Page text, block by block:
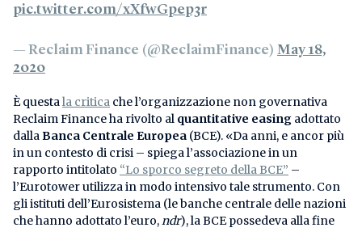
pic.twitter.com/xXfwGpep3r
— Reclaim Finance (@ReclaimFinance) May 18,
2020
È questala critica che l’organizzazione non governativa
Reclaim Finance ha rivolto al quantitative easing adottato
dallaBanca Centrale Europea (BCE). «Da anni, e ancor più
in un contesto di crisi – spiega l’associazione in un
rapporto intitolato “Lo sporco segreto della BCE” –
l’Eurotower utilizza in modo intensivo tale strumento. Con
gli istituti dell’Eurosistema (le banche centrale delle nazioni
che hanno adottato l’euro,ndr), la BCE possedeva alla fine